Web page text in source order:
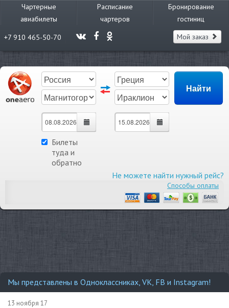
Чартерные
авиабилеты
Расписание
чартеров
Бронирование
гостиниц
+7 910 465-50-70
Мой заказ
Билеты
туда и
обратно
Не можете найти нужный рейс?
Способы оплаты
Мы представлены в Одноклассниках, VK, FB и Instagram!
13 ноября 17